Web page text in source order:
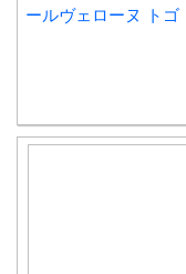
ールヴェローヌ トゴ